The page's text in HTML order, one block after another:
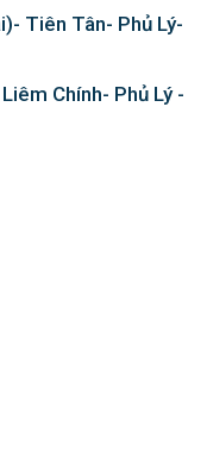
Tiên Tân- Phủ Lý-
Chính- Phủ Lý -